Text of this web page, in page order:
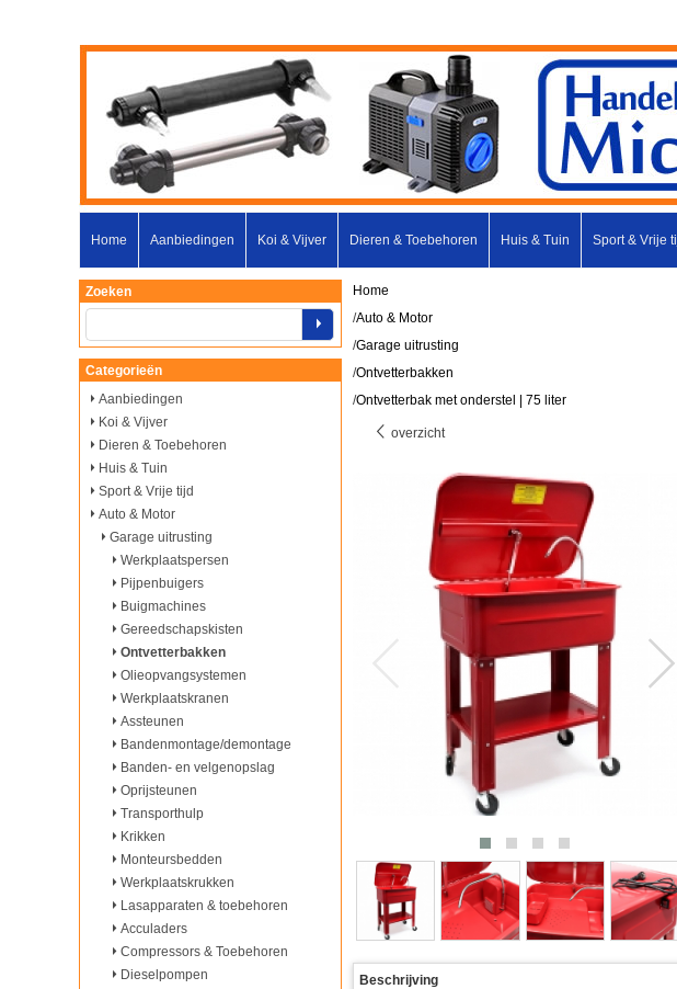
Home Aanbiedingen Koi & Vijver Dieren & Toebehoren Huis & Tuin Sport & Vrije
Zoeken
Categorieën
Aanbiedingen
Koi & Vijver
Dieren & Toebehoren
Huis & Tuin
Sport & Vrije tijd
Auto & Motor
Garage uitrusting
Werkplaatspersen
Pijpenbuigers
Buigmachines
Gereedschapskisten
Ontvetterbakken
Olieopvangsystemen
Werkplaatskranen
Assteunen
Bandenmontage/demontage
Banden- en velgenopslag
Oprijsteunen
Transporthulp
Krikken
Monteursbedden
Werkplaatskrukken
Lasapparaten & toebehoren
Acculaders
Compressors & Toebehoren
Dieselpompen
Home
/Auto & Motor
/Garage uitrusting
/Ontvetterbakken
/Ontvetterbak met onderstel | 75 liter
overzicht
Beschrijving